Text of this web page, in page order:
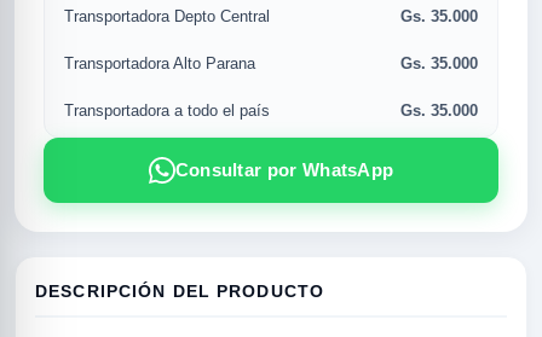
Transportadora Depto Central Gs. 35.000
Transportadora Alto Parana Gs. 35.000
Transportadora a todo el país Gs. 35.000
Consultar por WhatsApp
DESCRIPCIÓN DEL PRODUCTO